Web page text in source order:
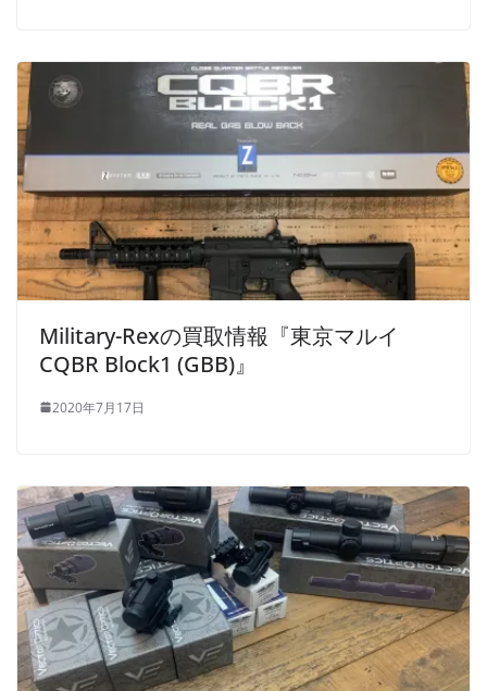
Military-Rexの買取情報『東京マルイ
CQBR Block1 (GBB)』
2020年7月17日